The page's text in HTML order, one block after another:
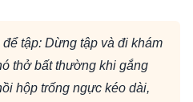
tập: Dừng tập và đi khám
thở bất thường khi gắng
hộp trống ngực kéo dài,